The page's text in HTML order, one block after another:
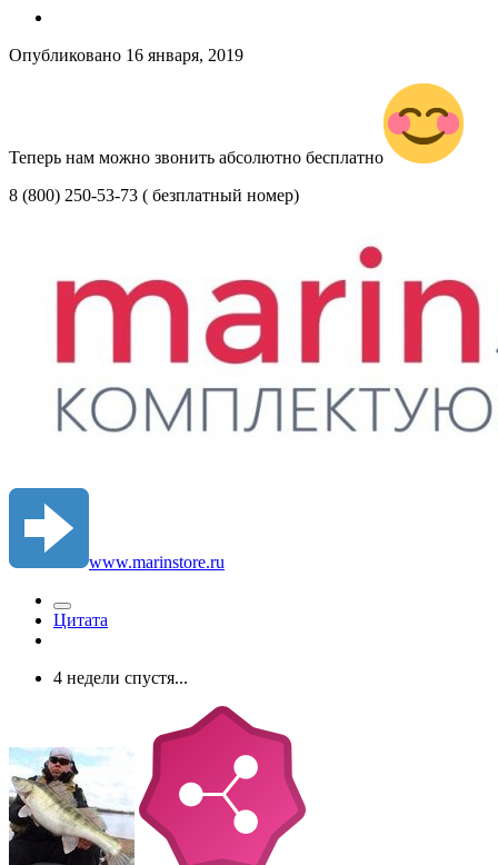
Опубликовано 16 января, 2019
Теперь нам можно звонить абсолютно бесплатно
8 (800) 250-53-73 ( безплатный номер)
www.marinstore.ru
Цитата
4 недели спустя...